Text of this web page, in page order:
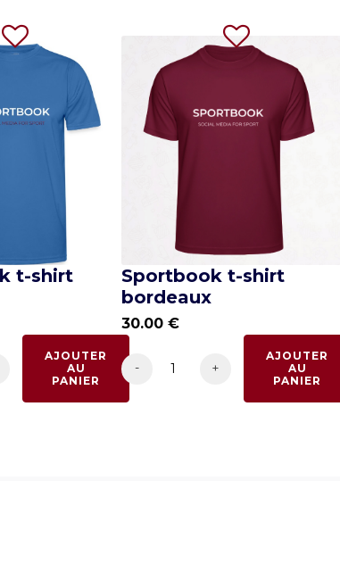
t-shirt
AJOUTER
AU
PANIER
Sportbook t-shirt
bordeaux
30.00€
- +
AJOUTER
AU
PANIER